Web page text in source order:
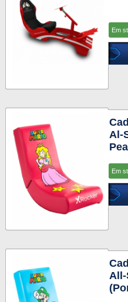
Em
Al-
Em